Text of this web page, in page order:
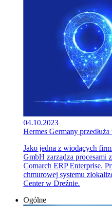
04.10.2023
Hermes Germany
Jako jedna z wiodących
GmbH zarządza procesami
Comarch ERP Enterprise.
chmurowej systemu
Center w Dreźnie.
Ogólne